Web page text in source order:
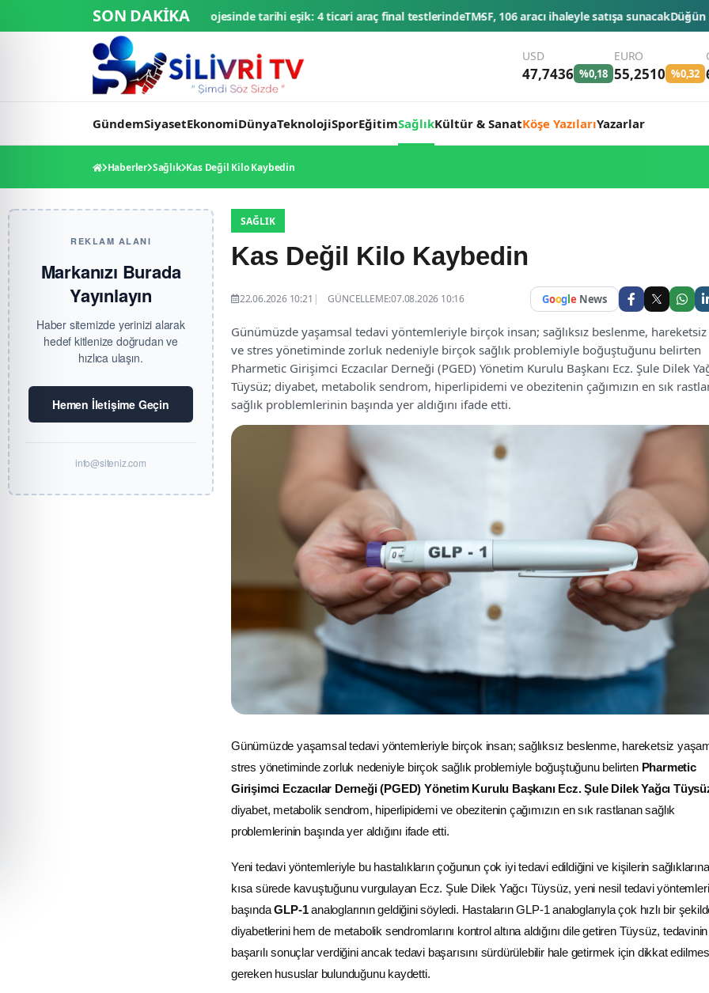
SON DAKİKA
Ay Üssü projesinde tarihi eşik: 4 ticari araç final testlerindeTMSF, 106 aracı ihaleyle satışa sunacakDüğün konvoyuna ağır fatura:
USD
47,7436 %0,18
EURO
55,2510 %0,32
GündemSiyasetEkonomiDünyaTeknolojiSporEğitimSağlıkKültür & SanatKöşe YazılarıYazarlar
Haberler Sağlık Kas Değil Kilo Kaybedin
REKLAM ALANI
Markanızı Burada
Yayınlayın
Haber sitemizde yerinizi alarak
hedef kitlenize doğrudan ve
hızlıca ulaşın.
Hemen İletişime Geçin
info@siteniz.com
SAĞLIK
Kas Değil Kilo Kaybedin
22.06.2026 10:21 GÜNCELLEME:07.08.2026 10:16 Google News
Günümüzde yaşamsal tedavi yöntemleriyle birçok insan; sağlıksız beslenme,
ve stres yönetiminde zorluk nedeniyle birçok sağlık problemiyle boğuştuğunu belirten
Pharmetic Girişimci Eczacılar Derneği (PGED) Yönetim Kurulu Başkanı Ecz. Şule Dilek
Tüysüz; diyabet, metabolik sendrom, hiperlipidemi ve obezitenin çağımızın en sık
sağlık problemlerinin başında yer aldığını ifade etti.
Günümüzde yaşamsal tedavi yöntemleriyle birçok insan; sağlıksız beslenme, hareketsiz
stres yönetiminde zorluk nedeniyle birçok sağlık problemiyle boğuştuğunu belirten Pharmetic
Girişimci Eczacılar Derneği (PGED) Yönetim Kurulu Başkanı Ecz. Şule Dilek Yağcı
diyabet, metabolik sendrom, hiperlipidemi ve obezitenin çağımızın en sık rastlanan sağlık
problemlerinin başında yer aldığını ifade etti.
Yeni tedavi yöntemleriyle bu hastalıkların çoğunun çok iyi tedavi edildiğini ve kişilerin
kısa sürede kavuştuğunu vurgulayan Ecz. Şule Dilek Yağcı Tüysüz, yeni nesil tedavi
başındaGLP-1analoglarının geldiğini söyledi. Hastaların GLP-1 analoglarıyla çok hızlı bir
diyabetlerini hem de metabolik sendromlarını kontrol altına aldığını dile getiren Tüysüz,
başarılı sonuçlar verdiğini ancak tedavi başarısını sürdürülebilir hale getirmek için dikkat
gereken hususlar bulunduğunu kaydetti.